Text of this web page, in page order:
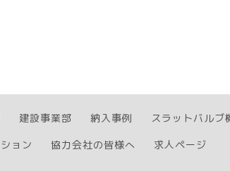
建設事業部 納入事例 スラットバルブ
ョン
協力会社の皆様へ 求人ページ